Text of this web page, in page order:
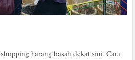
barang basah dekat sini. Cara